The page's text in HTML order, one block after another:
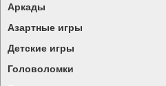
Аркады
Азартные игры
Детские игры
Головоломки